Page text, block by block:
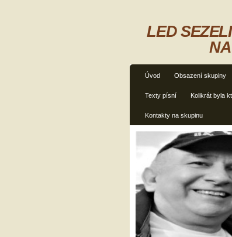
Úvod Obsazení skupiny
Texty písní Kolikrát byla
Kontakty na skupinu
LED